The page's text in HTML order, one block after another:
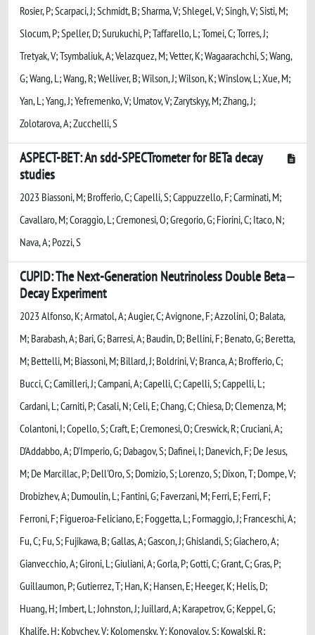
Rosier, P; Scarpaci, J; Schmidt, B; Sharma, V; Shlegel, V; Singh, V; Sisti, M;
Slocum, P; Speller, D; Surukuchi, P; Taffarello, L; Tomei, C; Torres, J;
Tretyak, V; Tsymbaliuk, A; Velazquez, M; Vetter, K; Wagaarachchi, S; Wang,
G; Wang, L; Wang, R; Welliver, B; Wilson, J; Wilson, K; Winslow, L; Xue, M;
Yan, L; Yang, J; Yefremenko, V; Umatov, V; Zarytskyy, M; Zhang, J;
Zolotarova, A; Zucchelli, S
ASPECT-BET: An sdd-SPECTrometer for BETa decay
studies
2023 Biassoni, M; Brofferio, C; Capelli, S; Cappuzzello, F; Carminati, M;
Cavallaro, M; Coraggio, L; Cremonesi, O; Gregorio, G; Fiorini, C; Itaco, N;
Nava, A; Pozzi, S
CUPID: The Next-Generation Neutrinoless Double Beta
Decay Experiment
2023 Alfonso, K; Armatol, A; Augier, C; Avignone, F; Azzolini, O; Balata,
M; Barabash, A; Bari, G; Barresi, A; Baudin, D; Bellini, F; Benato, G; Beretta,
M; Bettelli, M; Biassoni, M; Billard, J; Boldrini, V; Branca, A; Brofferio, C;
Bucci, C; Camilleri, J; Campani, A; Capelli, C; Capelli, S; Cappelli, L;
Cardani, L; Carniti, P; Casali, N; Celi, E; Chang, C; Chiesa, D; Clemenza, M;
Colantoni, I; Copello, S; Craft, E; Cremonesi, O; Creswick, R; Cruciani, A;
D'Addabbo, A; D'Imperio, G; Dabagov, S; Dafinei, I; Danevich, F; De Jesus,
M; De Marcillac, P; Dell'Oro, S; Domizio, S; Lorenzo, S; Dixon, T; Dompe, V;
Drobizhev, A; Dumoulin, L; Fantini, G; Faverzani, M; Ferri, E; Ferri, F;
Ferroni, F; Figueroa-Feliciano, E; Foggetta, L; Formaggio, J; Franceschi, A;
Fu, C; Fu, S; Fujikawa, B; Gallas, A; Gascon, J; Ghislandi, S; Giachero, A;
Gianvecchio, A; Gironi, L; Giuliani, A; Gorla, P; Gotti, C; Grant, C; Gras, P;
Guillaumon, P; Gutierrez, T; Han, K; Hansen, E; Heeger, K; Helis, D;
Huang, H; Imbert, L; Johnston, J; Juillard, A; Karapetrov, G; Keppel, G;
Khalife, H; Kobychev, V; Kolomensky, Y; Konovalov, S; Kowalski, R;